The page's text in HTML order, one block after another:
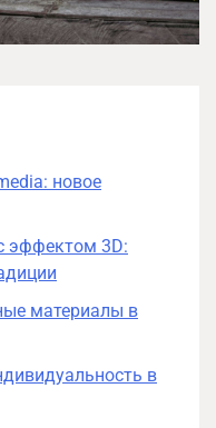
новое
эффектом 3D:
материалы в
в